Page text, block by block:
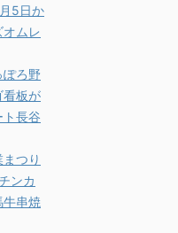
5日か
ムレ
ぽろ野
看板が
長谷
まつり
ンカ
牛串焼